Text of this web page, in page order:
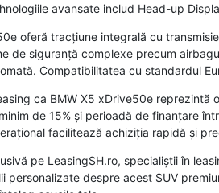
avansate includ Head-up
oferă tracțiune integrală cu
de siguranță complexe precum
Compatibilitatea cu standardul
ca BMW X5 xDrive50e
de 15% și perioadă de finanțare
facilitează achiziția rapidă și
pe LeasingSH.ro, specialiștii în
personalizate despre acest SUV